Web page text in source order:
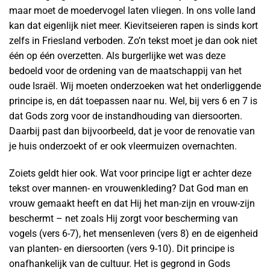
maar moet de moedervogel laten vliegen. In ons volle land
kan dat eigenlijk niet meer. Kievitseieren rapen is sinds kort
zelfs in Friesland verboden. Zo’n tekst moet je dan ook niet
één op één overzetten. Als burgerlijke wet was deze
bedoeld voor de ordening van de maatschappij van het
oude Israël. Wij moeten onderzoeken wat het onderliggende
principe is, en dát toepassen naar nu. Wel, bij vers 6 en 7 is
dat Gods zorg voor de instandhouding van diersoorten.
Daarbij past dan bijvoorbeeld, dat je voor de renovatie van
je huis onderzoekt of er ook vleermuizen overnachten.
Zoiets geldt hier ook. Wat voor principe ligt er achter deze
tekst over mannen- en vrouwenkleding? Dat God man en
vrouw gemaakt heeft en dat Hij het man-zijn en vrouw-zijn
beschermt – net zoals Hij zorgt voor bescherming van
vogels (vers 6-7), het mensenleven (vers 8) en de eigenheid
van planten- en diersoorten (vers 9-10). Dit principe is
onafhankelijk van de cultuur. Het is gegrond in Gods